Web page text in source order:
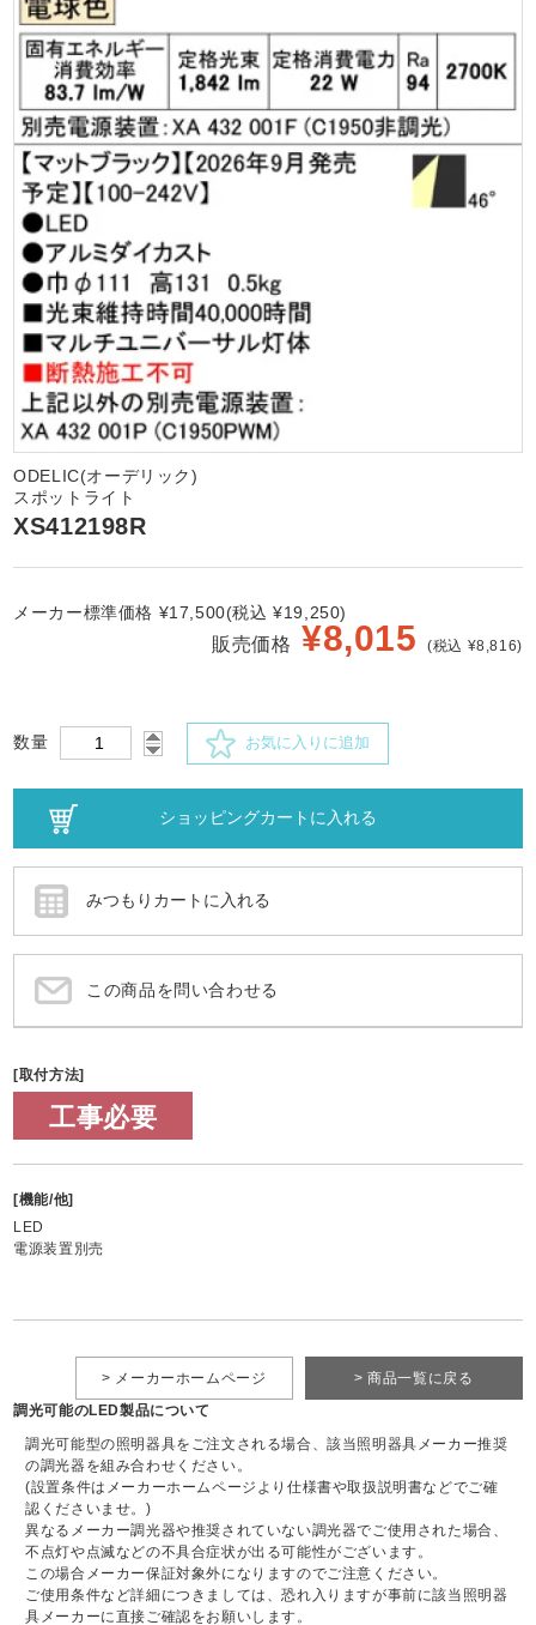
ODELIC(オーデリック)
スポットライト
XS412198R
メーカー標準価格 ¥17,500(税込 ¥19,250)
販売価格 ¥8,015 (税込 ¥8,816)
数量 お気に入りに追加
この商品を問い合わせる
[取付方法]
工事必要
[機能/他]
LED
電源装置別売
> 商品一覧に戻る
> メーカーホームページ
調光可能のLED製品について
調光可能型の照明器具をご注文される場合、該当照明器具メーカー推奨
の調光器を組み合わせください。
(設置条件はメーカーホームページより仕様書や取扱説明書などでご確
認くださいませ。)
異なるメーカー調光器や推奨されていない調光器でご使用された場合、
不点灯や点滅などの不具合症状が出る可能性がございます。
この場合メーカー保証対象外になりますのでご注意ください。
ご使用条件など詳細につきましては、恐れ入りますが事前に該当照明器
具メーカーに直接ご確認をお願いします。